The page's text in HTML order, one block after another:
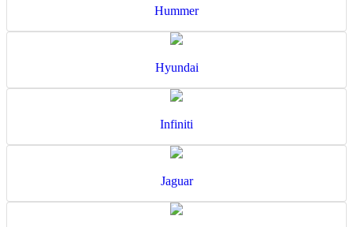
Hummer
Hyundai
Infiniti
Jaguar